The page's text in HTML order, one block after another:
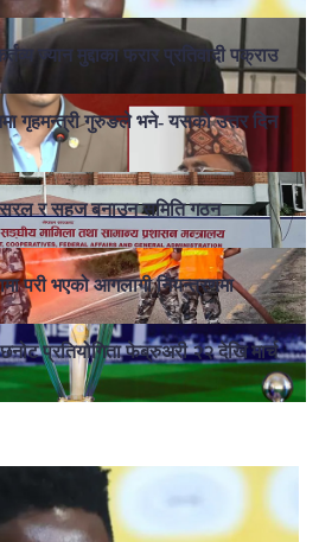
ज्यान मुद्दाका फरार प्रतिवादी पक्राउ
गृहमन्त्री गुरुङले भने- यसको उत्तर दिन
सरल र सहज बनाउन समिति गठन
परी भएको आगलागी नियन्त्रणमा
प्रतियोगिता फेब्रुअरी २२ देखि मार्च